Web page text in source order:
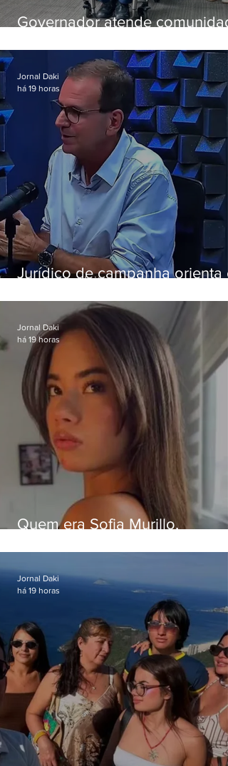
Governador atende
nova pasta de Ciência e
Tecnologia
Jurídico de campanha orienta e
da Band
Jornal Daki
há 19 horas
Quem era Sofia Murillo,
em queda de helicóptero no
Jornal Daki
há 19 horas
Jornal Daki
há 19 horas